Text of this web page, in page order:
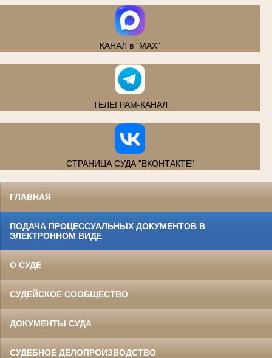
КАНАЛ в "MAX"
ТЕЛЕГРАМ-КАНАЛ
СТРАНИЦА СУДА "ВКОНТАКТЕ"
ГЛАВНАЯ
ПОДАЧА ПРОЦЕССУАЛЬНЫХ ДОКУМЕНТОВ В
ЭЛЕКТРОННОМ ВИДЕ
О СУДЕ
СУДЕЙСКОЕ СООБЩЕСТВО
ДОКУМЕНТЫ СУДА
СУДЕБНОЕ ДЕЛОПРОИЗВОДСТВО